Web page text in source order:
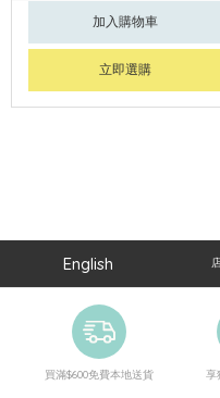
加入購物車
立即選購
English
買滿$600免費本地送貨 享